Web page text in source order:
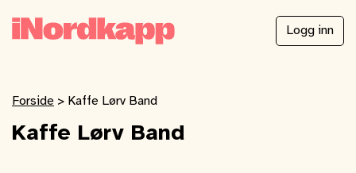
Logg inn
Forside > Kaffe Lørv Band
Kaffe Lørv Band